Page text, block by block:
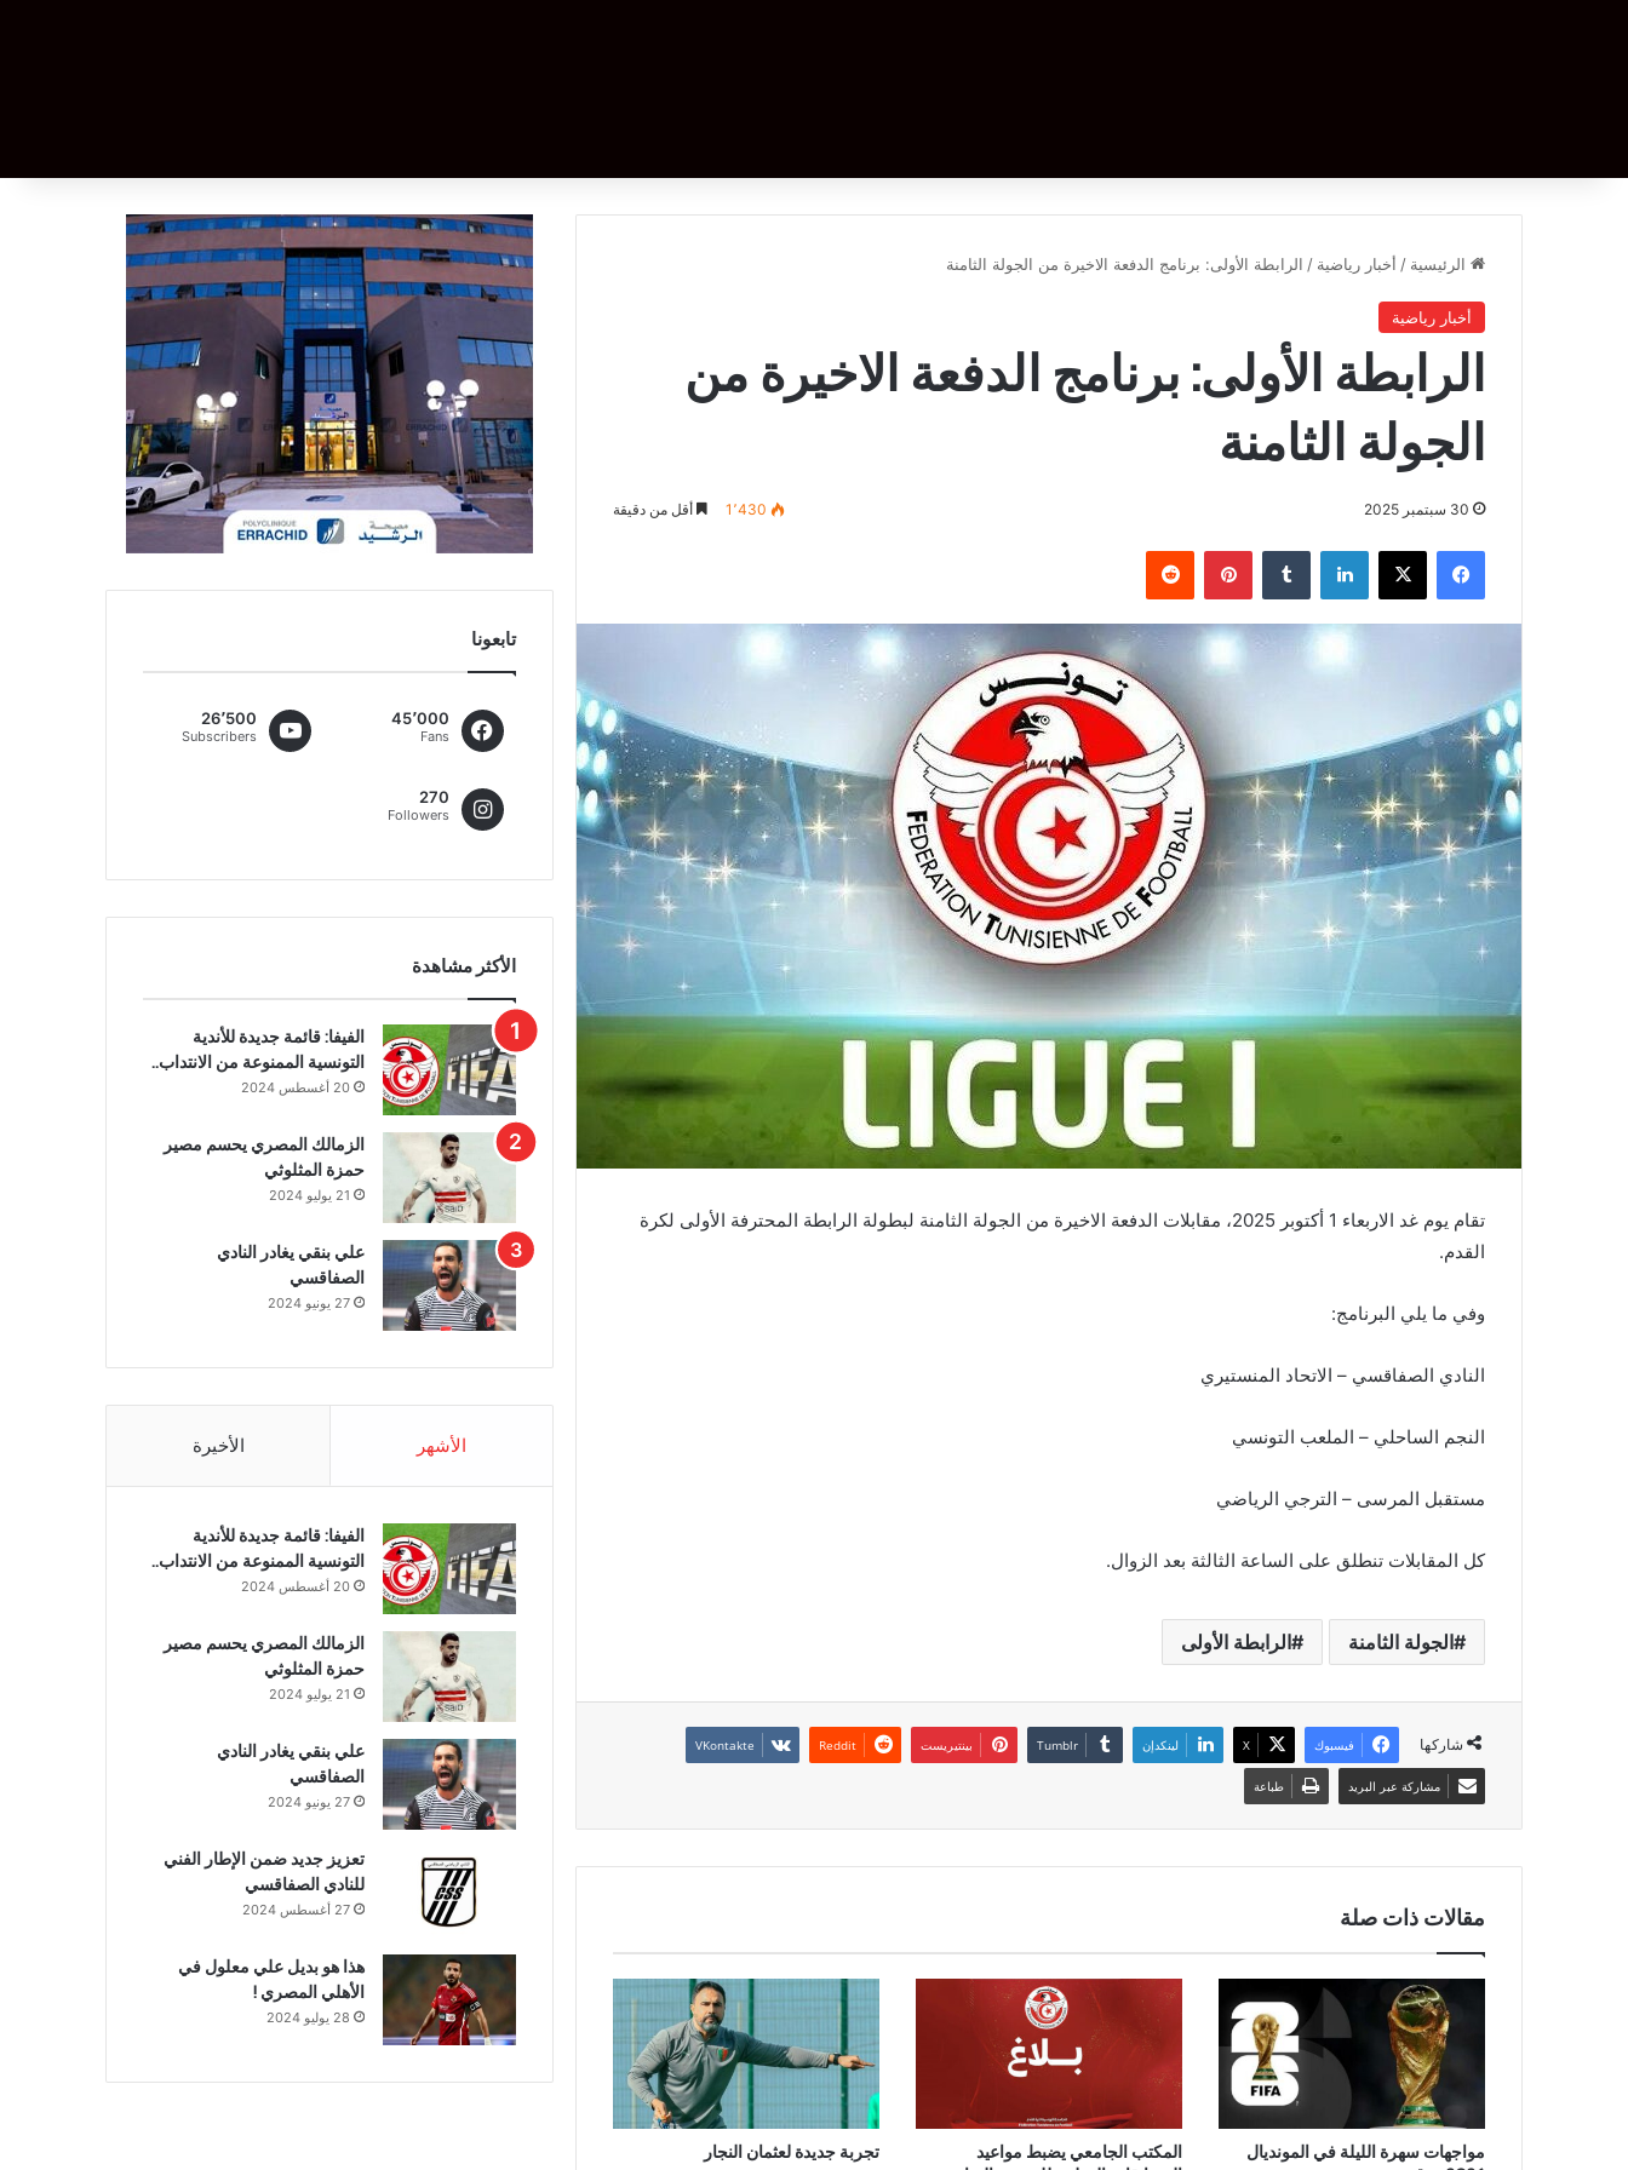
الرئيسية / أخبار رياضية / الرابطة الأولى: برنامج الدفعة الاخيرة من الجولة الثامنة
أخبار رياضية
الرابطة الأولى: برنامج الدفعة الاخيرة من
الجولة الثامنة
30 سبتمبر 2025 1٬430 أقل من دقيقة
فيسبوك ‫X لينكدإن بينتيريست
تقام يوم غد الاربعاء 1 أكتوبر 2025، مقابلات الدفعة الاخيرة من الجولة الثامنة لبطولة الرابطة المحترفة الأولى لكرة
القدم.
وفي ما يلي البرنامج:
النادي الصفاقسي – الاتحاد المنستيري
النجم الساحلي – الملعب التونسي
مستقبل المرسى – الترجي الرياضي
كل المقابلات تنطلق على الساعة الثالثة بعد الزوال.
الجولة الثامنة الرابطة الأولى
شاركها فيسبوك ‫X لينكدإن بينتيريست
مشاركة عبر البريد طباعة
مقالات ذات صلة
مواجهات سهرة الليلة في المونديال
المكتب الجامعي يضبط مواعيد
تجربة جديدة لعثمان النجار
تابعونا
45٬000
Fans
26٬500
Subscribers
270
Followers
الأكثر مشاهدة
الفيفا: قائمة جديدة للأندية
التونسية الممنوعة من الانتداب..
20 أغسطس 2024
الزمالك المصري يحسم مصير
حمزة المثلوثي
21 يوليو 2024
علي بنقي يغادر النادي
الصفاقسي
27 يونيو 2024
الأشهر الأخيرة
الفيفا: قائمة جديدة للأندية
التونسية الممنوعة من الانتداب..
20 أغسطس 2024
الزمالك المصري يحسم مصير
حمزة المثلوثي
21 يوليو 2024
علي بنقي يغادر النادي
الصفاقسي
27 يونيو 2024
تعزيز جديد ضمن الإطار الفني
للنادي الصفاقسي
27 أغسطس 2024
هذا هو بديل علي معلول في
الأهلي المصري !
28 يوليو 2024